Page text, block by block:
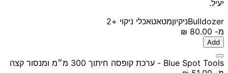
יעיל.
Bulldozerניקיוןמטאטאכלי ניקוי +2
מ-
Add
Blue Spot Tools - ערכת קופסה חיתוך 300 מ״מ ומנסור קצה